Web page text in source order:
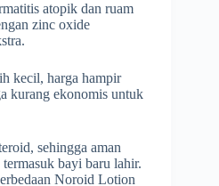
atopik dan ruam
zinc oxide
kecil, harga hampir
kurang ekonomis untuk
sehingga aman
bayi baru lahir.
Noroid Lotion